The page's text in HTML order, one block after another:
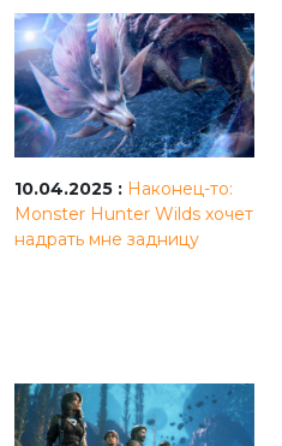
10.04.2025 : Наконец-то:
Monster Hunter Wilds хочет
надрать мне задницу